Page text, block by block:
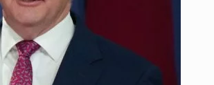
POR
SU
TRIUNFO
EN
LAS
URNAS